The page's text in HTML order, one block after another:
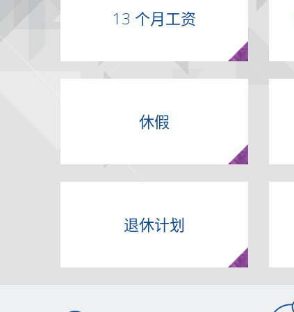
13 个月工资
休假
退休计划